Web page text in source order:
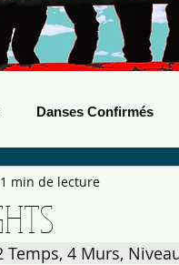
Danses Confirmés
Boots
1 min de lecture
Temps, 4 Murs,